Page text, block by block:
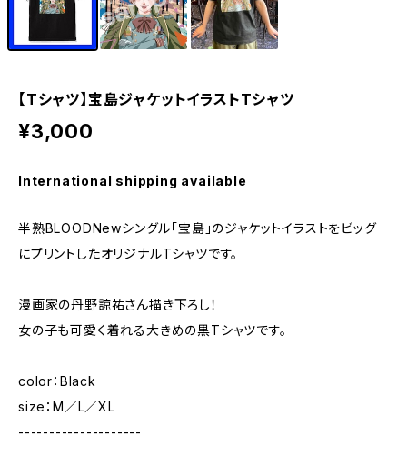
【Tシャツ】宝島ジャケットイラストTシャツ
¥3,000
International shipping available
半熟BLOODNewシングル「宝島」のジャケットイラストをビッグ
にプリントしたオリジナルTシャツです。
漫画家の丹野諒祐さん描き下ろし！
女の子も可愛く着れる大きめの黒Tシャツです。
color：Black
size：M／L／XL
--------------------